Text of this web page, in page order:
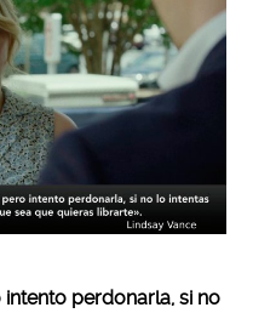
perdonarla, si no